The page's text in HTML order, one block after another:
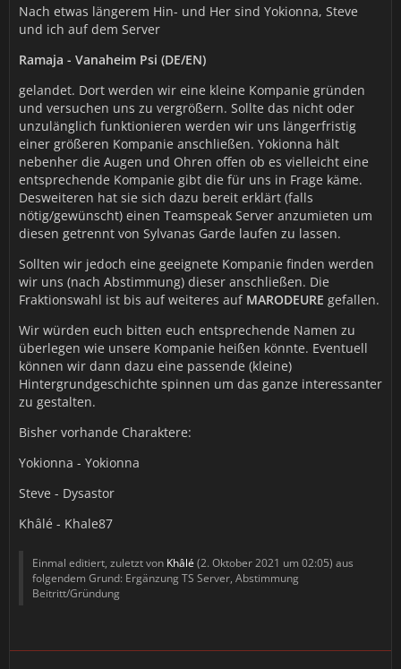
Nach etwas längerem Hin- und Her sind Yokionna, Steve
und ich auf dem Server
Ramaja - Vanaheim Psi (DE/EN)
gelandet. Dort werden wir eine kleine Kompanie gründen
und versuchen uns zu vergrößern. Sollte das nicht oder
unzulänglich funktionieren werden wir uns längerfristig
einer größeren Kompanie anschließen. Yokionna hält
nebenher die Augen und Ohren offen ob es vielleicht eine
entsprechende Kompanie gibt die für uns in Frage käme.
Desweiteren hat sie sich dazu bereit erklärt (falls
nötig/gewünscht) einen Teamspeak Server anzumieten um
diesen getrennt von Sylvanas Garde laufen zu lassen.
Sollten wir jedoch eine geeignete Kompanie finden werden
wir uns (nach Abstimmung) dieser anschließen. Die
Fraktionswahl ist bis auf weiteres auf MARODEURE gefallen.
Wir würden euch bitten euch entsprechende Namen zu
überlegen wie unsere Kompanie heißen könnte. Eventuell
können wir dann dazu eine passende (kleine)
Hintergrundgeschichte spinnen um das ganze interessanter
zu gestalten.
Bisher vorhande Charaktere:
Yokionna - Yokionna
Steve - Dysastor
Khâlé - Khale87
Einmal editiert, zuletzt von Khâlé (2. Oktober 2021 um 02:05) aus
folgendem Grund: Ergänzung TS Server, Abstimmung
Beitritt/Gründung